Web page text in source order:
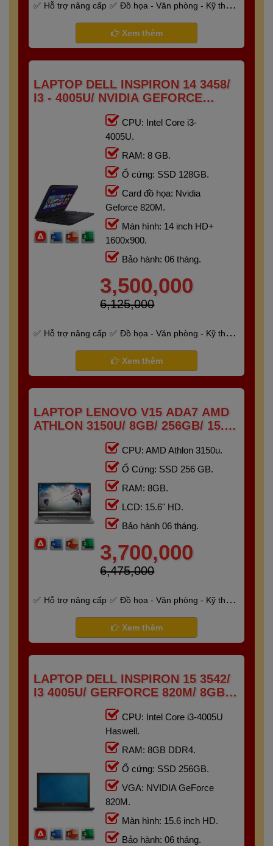
Hỗ trợ nâng cấp
Đồ họa - Văn phòng - Kỹ thuật
Bảo hành 6 tháng
Xem thêm
LAPTOP DELL INSPIRON 14 3458/
I3 - 4005U/ NVIDIA GEFORCE
820M/ RAM 8G/ SSD 128GB/
CPU: Intel Core i3-
4005U.
RAM: 8 GB.
Ổ cứng: SSD 128GB.
Card đồ họa: Nvidia
Geforce 820M.
Màn hình: 14 inch HD+
1600x900.
Bảo hành: 06 tháng.
3,500,000
6,125,000
Hỗ trợ nâng cấp
Đồ họa - Văn phòng - Kỹ thuật
Bảo hành 6 tháng
Xem thêm
LAPTOP LENOVO V15 ADA7 AMD
ATHLON 3150U/ 8GB/ 256GB/ 15.6"
CPU: AMD Athlon 3150u.
Ổ Cứng: SSD 256 GB.
RAM: 8GB.
LCD: 15.6" HD.
Bảo hành 06 tháng.
3,700,000
6,475,000
Hỗ trợ nâng cấp
Đồ họa - Văn phòng - Kỹ thuật
Bảo hành 6 tháng
Xem thêm
LAPTOP DELL INSPIRON 15 3542/
I3 4005U/ GERFORCE 820M/ 8GB/
256GB/ 15.6" HD
CPU: Intel Core i3-4005U
Haswell.
RAM: 8GB DDR4.
Ổ cứng: SSD 256GB.
VGA: NVIDIA GeForce
820M.
Màn hình: 15.6 inch HD.
Bảo hành: 06 tháng.